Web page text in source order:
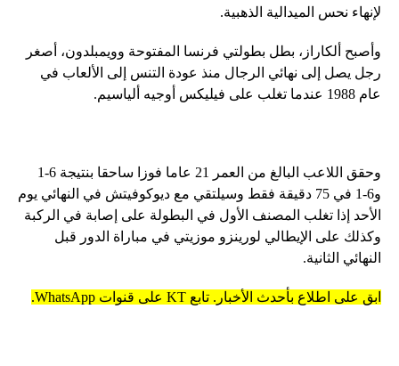
لإنهاء نحس الميدالية الذهبية.
وأصبح ألكاراز، بطل بطولتي فرنسا المفتوحة وويمبلدون، أصغر
رجل يصل إلى نهائي الرجال منذ عودة التنس إلى الألعاب في
عام 1988 عندما تغلب على فيليكس أوجيه ألياسيم.
وحقق اللاعب البالغ من العمر 21 عاما فوزا ساحقا بنتيجة 6-1
و6-1 في 75 دقيقة فقط وسيلتقي مع ديوكوفيتش في النهائي يوم
الأحد إذا تغلب المصنف الأول في البطولة على إصابة في الركبة
وكذلك على الإيطالي لورينزو موزيتي في مباراة الدور قبل
النهائي الثانية.
ابق على اطلاع بأحدث الأخبار. تابع KT على قنوات WhatsApp.